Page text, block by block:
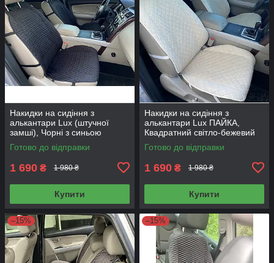
Накидки на сидіння з
алькантари Lux (штучної
замші), Чорні з синьою
ниткою (ромб), Преміум+,
Передній комплект
Готово до відправки
1 690 ₴ 1 980 ₴
Купити
Накидки на сидіння з
алькантари Lux ПАЙКА,
Квадратний світло-бежевий
ромб. Преміум+. Передній
комплект
Готово до відправки
1 690 ₴ 1 980 ₴
Купити
–15% –15%